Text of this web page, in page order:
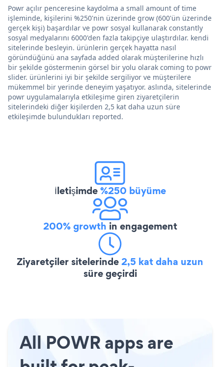
Powr açılır penceresine kaydolma a small amount of time
işleminde, kişilerini %250'nin üzerinde grow (600'ün üzerinde
gerçek kişi) başardılar ve powr sosyal kullanarak constantly
sosyal medyalarını 6000'den fazla takipçiye ulaştırdılar. kendi
sitelerinde besleyin. ürünlerin gerçek hayatta nasıl
göründüğünü ana sayfada added olarak müşterilerine hızlı
bir şekilde göstermenin görsel bir yolu olarak coming to powr
slider. ürünlerini iyi bir şekilde sergiliyor ve müşterilere
mükemmel bir yerinde deneyim yaşatıyor. aslında, sitelerinde
powr uygulamalarıyla etkileşime giren ziyaretçilerin
sitelerindeki diğer kişilerden 2,5 kat daha uzun süre
etkileşimde bulundukları reported.
İletişimde%250 büyüme
200% growth in engagement
Ziyaretçiler sitelerinde2,5 kat daha uzun
süre geçirdi
All POWR apps are